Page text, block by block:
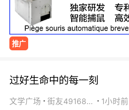
推广
过好生命中的每一刻
文学广场 街友49168527 1小时前